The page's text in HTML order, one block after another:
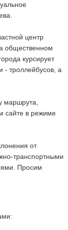
центр
общественном
курсирует
- троллейбусов, а
маршрута,
сайте в режиме
от
транспортными
Просим